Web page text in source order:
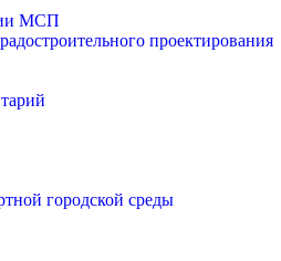
МСП
проектирования
городской среды